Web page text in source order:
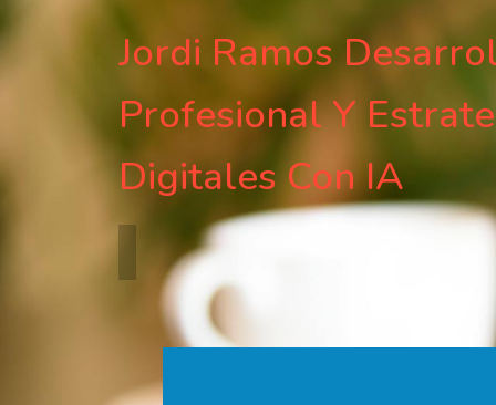
Jordi Ramos
Profesional Y
Digitales Con IA